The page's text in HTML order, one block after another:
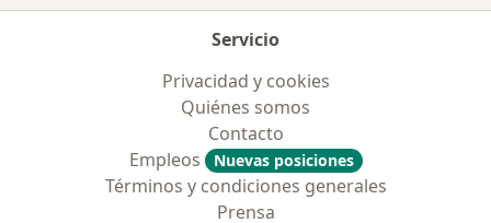
Servicio
Privacidad y cookies
Quiénes somos
Contacto
Empleos
Nuevas posiciones
Términos y condiciones generales
Prensa